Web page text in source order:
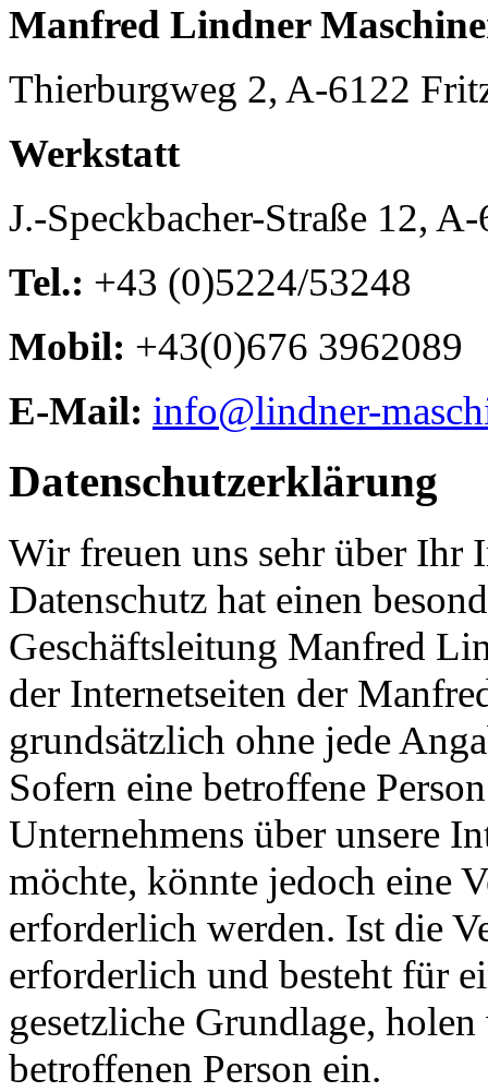
Manfred Lindner
Thierburgweg 2, A-6122
Werkstatt
J.-Speckbacher-Straße 12,
Tel.: +43 (0)5224/53248
Mobil: +43(0)676 3962089
E-Mail: info@lindner-
Datenschutzerklärung
Wir freuen uns sehr über Ihr
Datenschutz hat einen
Geschäftsleitung Manfred
der Internetseiten der
grundsätzlich ohne jede
Sofern eine betroffene
Unternehmens über unsere
möchte, könnte jedoch eine
erforderlich werden. Ist die
erforderlich und besteht für
gesetzliche Grundlage,
betroffenen Person ein.